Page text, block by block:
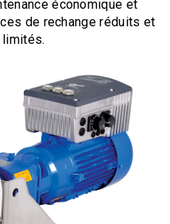
économique et
de rechange réduits et